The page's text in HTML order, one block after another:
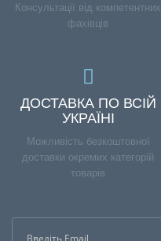
Консультації від компетентних
фахівців
ДОСТАВКА ПО ВСІЙ
УКРАЇНІ
Можливість безкоштовної
доставки окремих категорій
товарів